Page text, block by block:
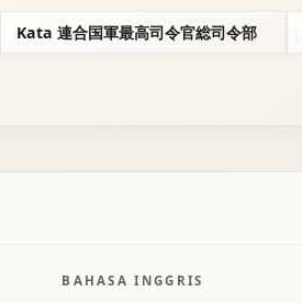
Kata 連合国軍最高司令官総司令部
BAHASA INGGRIS